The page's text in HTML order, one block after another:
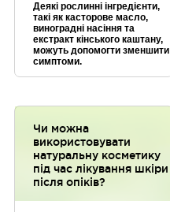
Деякі рослинні інгредієнти,
такі як касторове масло,
виноградні насіння та
екстракт кінського каштану,
можуть допомогти зменшити
симптоми.
Чи можна
використовувати
натуральну косметику
під час лікування шкіри
після опіків?